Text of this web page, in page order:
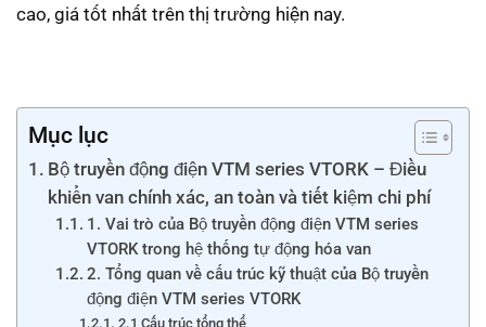
cao, giá tốt nhất trên thị trường hiện nay.
Mục lục
Bộ truyền động điện VTM series VTORK – Điều
khiển van chính xác, an toàn và tiết kiệm chi phí
1. Vai trò của Bộ truyền động điện VTM series
VTORK trong hệ thống tự động hóa van
2. Tổng quan về cấu trúc kỹ thuật của Bộ truyền
động điện VTM series VTORK
2.1 Cấu trúc tổng thể